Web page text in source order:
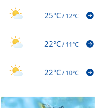
25°C/12°C
22°C/11°C
22°C/10°C